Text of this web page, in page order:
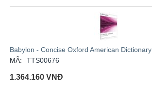
Babylon - Concise Oxford American Dictionary
MÃ:
TTS00676
1.364.160 VNĐ